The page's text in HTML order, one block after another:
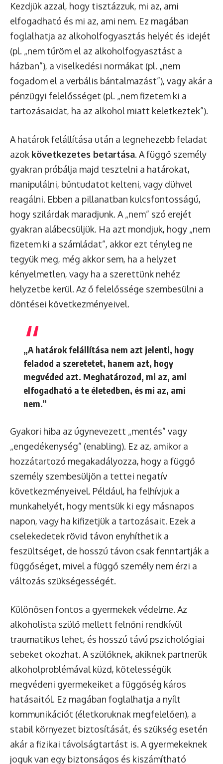
Kezdjük azzal, hogy tisztázzuk, mi az, ami
elfogadható és mi az, ami nem. Ez magában
foglalhatja az alkoholfogyasztás helyét és idejét
(pl. „nem tűröm el az alkoholfogyasztást a
házban”), a viselkedési normákat (pl. „nem
fogadom el a verbális bántalmazást”), vagy akár a
pénzügyi felelősséget (pl. „nem fizetem ki a
tartozásaidat, ha az alkohol miatt keletkeztek”).
A határok felállítása után a legnehezebb feladat
azok következetes betartása. A függő személy
gyakran próbálja majd tesztelni a határokat,
manipulálni, bűntudatot kelteni, vagy dühvel
reagálni. Ebben a pillanatban kulcsfontosságú,
hogy szilárdak maradjunk. A „nem” szó erejét
gyakran alábecsüljük. Ha azt mondjuk, hogy „nem
fizetem ki a számládat”, akkor ezt tényleg ne
tegyük meg, még akkor sem, ha a helyzet
kényelmetlen, vagy ha a szerettünk nehéz
helyzetbe kerül. Az ő felelőssége szembesülni a
döntései következményeivel.
„A határok felállítása nem azt jelenti, hogy
feladod a szeretetet, hanem azt, hogy
megvéded azt. Meghatározod, mi az, ami
elfogadható a te életedben, és mi az, ami
nem.”
Gyakori hiba az úgynevezett „mentés” vagy
„engedékenység” (enabling). Ez az, amikor a
hozzátartozó megakadályozza, hogy a függő
személy szembesüljön a tettei negatív
következményeivel. Például, ha felhívjuk a
munkahelyét, hogy mentsük ki egy másnapos
napon, vagy ha kifizetjük a tartozásait. Ezek a
cselekedetek rövid távon enyhíthetik a
feszültséget, de hosszú távon csak fenntartják a
függőséget, mivel a függő személy nem érzi a
változás szükségességét.
Különösen fontos a gyermekek védelme. Az
alkoholista szülő mellett felnőni rendkívül
traumatikus lehet, és hosszú távú pszichológiai
sebeket okozhat. A szülőknek, akiknek partnerük
alkoholproblémával küzd, kötelességük
megvédeni gyermekeiket a függőség káros
hatásaitól. Ez magában foglalhatja a nyílt
kommunikációt (életkoruknak megfelelően), a
stabil környezet biztosítását, és szükség esetén
akár a fizikai távolságtartást is. A gyermekeknek
joguk van egy biztonságos és kiszámítható